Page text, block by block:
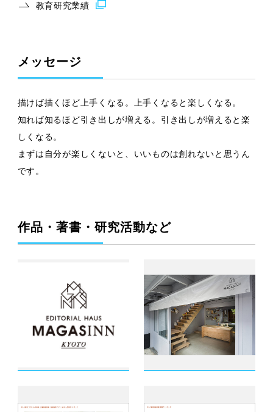
教育研究業績
メッセージ
描けば描くほど上手くなる。上手くなると楽しくなる。
知れば知るほど引き出しが増える。引き出しが増えると楽
しくなる。
まずは自分が楽しくないと、いいものは創れないと思うん
です。
作品・著書・研究活動など